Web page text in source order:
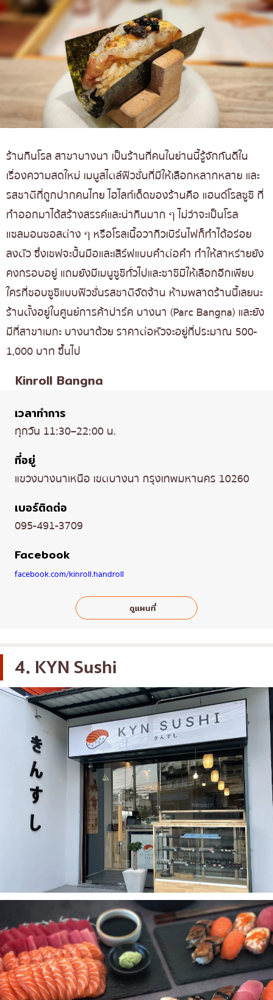
ร้านกินโรล สาขาบางนา เป็นร้านที่คนในย่านนี้รู้จักกันดีใน
เรื่องความสดใหม่ เมนูสไตล์ฟิวชั่นที่มีให้เลือกหลากหลาย และ
รสชาติที่ถูกปากคนไทย ไฮไลท์เด็ดของร้านคือ แฮนด์โรลซูชิ ที่
ทำออกมาได้สร้างสรรค์และน่ากินมาก ๆ ไม่ว่าจะเป็นโรล
แซลมอนซอสต่าง ๆ หรือโรลเนื้อวากิวเบิร์นไฟก็ทำได้อร่อย
ลงตัว ซึ่งเชฟจะปั้นมือและเสิร์ฟแบบคำต่อคำ ทำให้สาหร่ายยัง
คงกรอบอยู่ แถมยังมีเมนูซูชิทั่วไปและซาชิมิให้เลือกอีกเพียบ
ใครที่ชอบซูชิแบบฟิวชั่นรสชาติจัดจ้าน ห้ามพลาดร้านนี้เลยนะ
ร้านตั้งอยู่ในศูนย์การค้าปาร์ค บางนา (Parc Bangna) และยัง
มีที่สาขาเมกะ บางนาด้วย ราคาต่อหัวจะอยู่ที่ประมาณ 500-
1,000 บาท ขึ้นไป
Kinroll Bangna
เวลาทำการ
ทุกวัน 11:30–22:00 น.
ที่อยู่
แขวงบางนาเหนือ เขตบางนา กรุงเทพมหานคร 10260
เบอร์ติดต่อ
095-491-3709
Facebook
facebook.com/kinroll.handroll
ดูแผนที่
4. KYN Sushi